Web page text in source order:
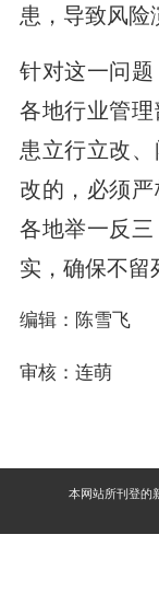
患，导致风险
针对这一问
各地行业管
患立行立改
改的，必须
各地举一反
实，确保不留
编辑：陈雪飞
审核：连萌
本网站所刊登的